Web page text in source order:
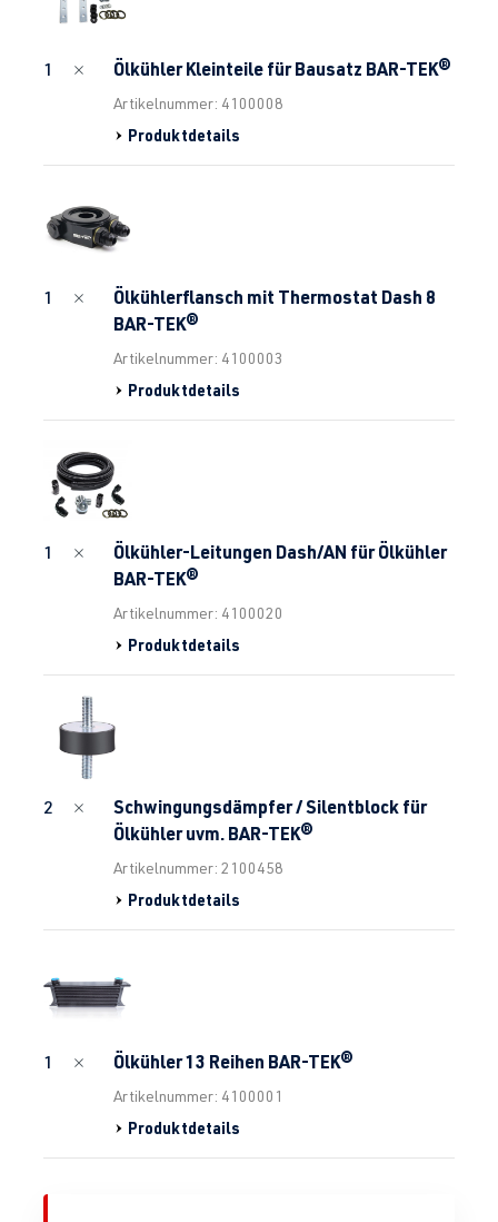
1 Ölkühler Kleinteile für Bausatz BAR-TEK®
Artikelnummer: 4100008
Produktdetails
1
Ölkühlerflansch mit Thermostat Dash 8
BAR-TEK®
Artikelnummer: 4100003
Produktdetails
1
Ölkühler-Leitungen Dash/AN für Ölkühler
BAR-TEK®
Artikelnummer: 4100020
Produktdetails
2
Schwingungsdämpfer / Silentblock für
Ölkühler uvm. BAR-TEK®
Artikelnummer: 2100458
Produktdetails
1 Ölkühler 13 Reihen BAR-TEK®
Artikelnummer: 4100001
Produktdetails